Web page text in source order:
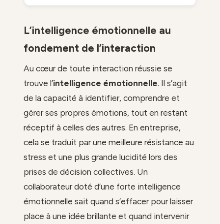
L’intelligence émotionnelle au
fondement de l’interaction
Au cœur de toute interaction réussie se
trouve l’intelligence émotionnelle. Il s’agit
de la capacité à identifier, comprendre et
gérer ses propres émotions, tout en restant
réceptif à celles des autres. En entreprise,
cela se traduit par une meilleure résistance au
stress et une plus grande lucidité lors des
prises de décision collectives. Un
collaborateur doté d’une forte intelligence
émotionnelle sait quand s’effacer pour laisser
place à une idée brillante et quand intervenir